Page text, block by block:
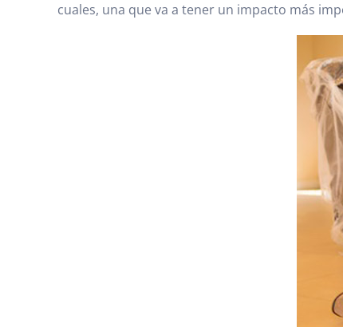
cuales, una que va a tener un impacto más